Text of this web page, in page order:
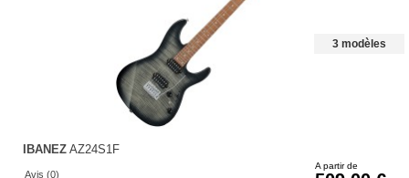
3 modèles
IBANEZ AZ24S1F
Avis (0)
A partir de